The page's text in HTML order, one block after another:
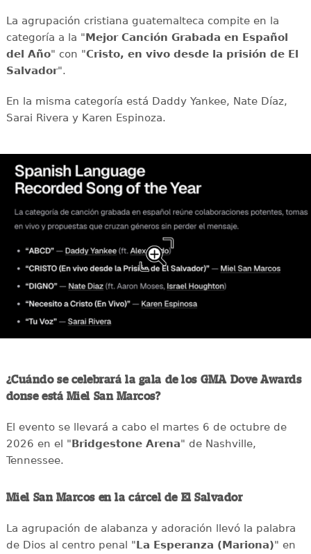
La agrupación cristiana guatemalteca compite en la
categoría a la "Mejor Canción Grabada en Español
del Año" con "Cristo, en vivo desde la prisión de El
Salvador".
En la misma categoría está Daddy Yankee, Nate Díaz,
Sarai Rivera y Karen Espinoza.
¿Cuándo se celebrará la gala de los GMA Dove Awards
donse está Miel San Marcos?
El evento se llevará a cabo el martes 6 de octubre de
2026 en el "Bridgestone Arena" de Nashville,
Tennessee.
Miel San Marcos en la cárcel de El Salvador
La agrupación de alabanza y adoración llevó la palabra
de Dios al centro penal "La Esperanza (Mariona)" en